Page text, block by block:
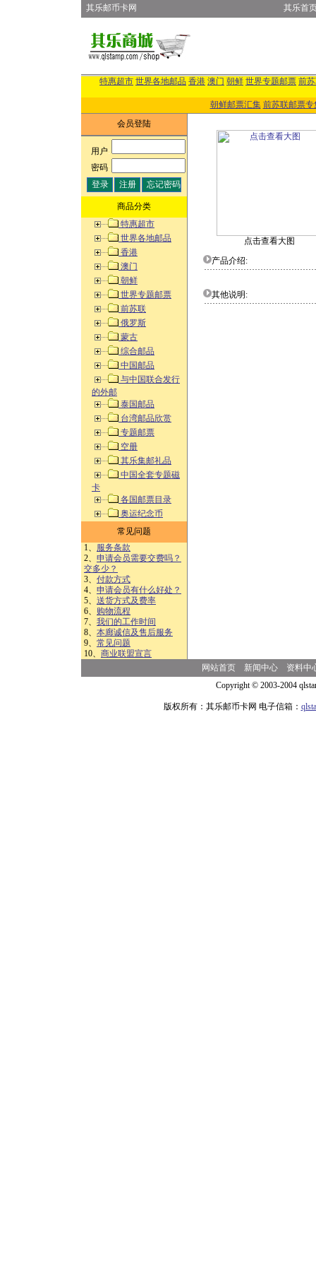
其乐邮币卡网 其乐首
特惠超市 世界各地邮品 香港 澳门 朝鲜 世界专题邮票 前
朝鲜邮票汇集 前苏联邮票专
会员登陆
用户:
密码:
商品分类
特惠超市
世界各地邮品
香港
澳门
朝鲜
世界专题邮票
前苏联
俄罗斯
蒙古
综合邮品
中国邮品
与中国联合发行
的外邮
泰国邮品
台湾邮品欣赏
专题邮票
空册
其乐集邮礼品
中国全套专题磁
卡
各国邮票目录
奥运纪念币
常见问题
1、 服务条款
2、 申请会员需要交费吗？
交多少？
3、 付款方式
4、 申请会员有什么好处？
5、 送货方式及费率
6、 购物流程
7、 我们的工作时间
8、 本廊诚信及售后服务
9、 常见问题
10、 商业联盟宣言
点击查看大图
产品介绍:
其他说明:
网站首页 新闻中心
资料中
Copyright © 2003-2004
版权所有：其乐邮币卡网 电子信箱：